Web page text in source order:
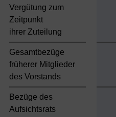
Vergütung zum
Zeitpunkt
ihrer Zuteilung
Gesamtbezüge
früherer Mitglieder
des Vorstands
Bezüge des
Aufsichtsrats